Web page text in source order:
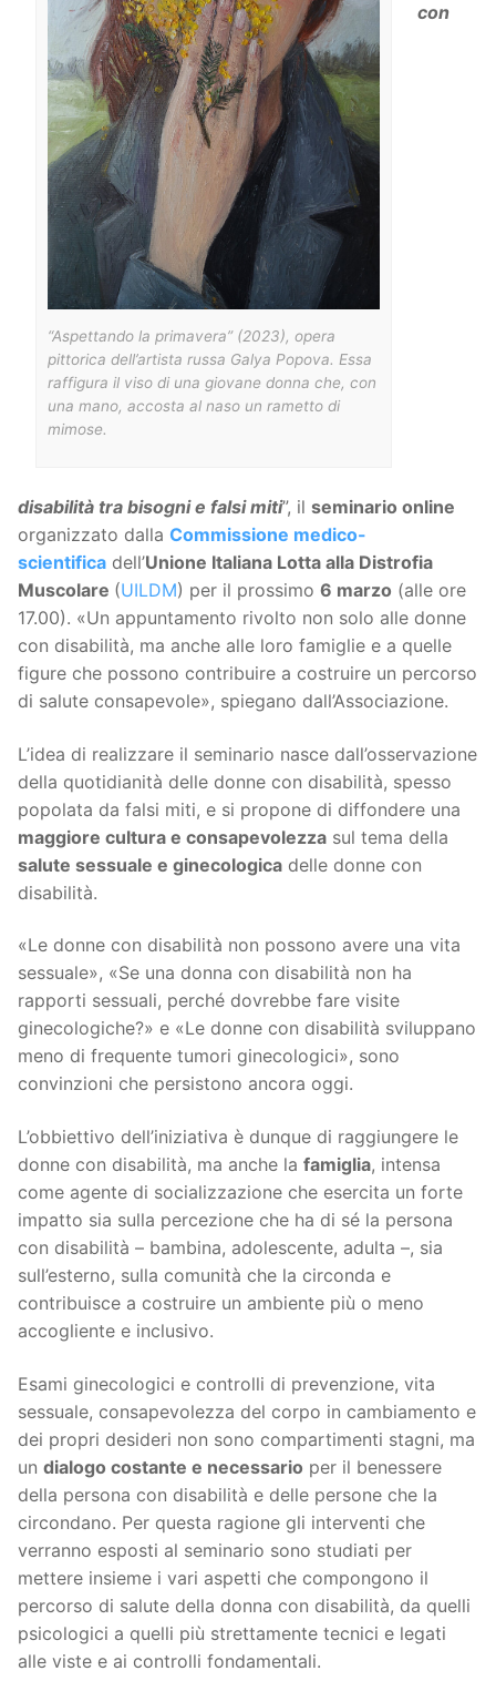
“Aspettando la primavera” (2023), opera
pittorica dell’artista russa Galya Popova. Essa
raffigura il viso di una giovane donna che, con
una mano, accosta al naso un rametto di
mimose.
con
disabilità tra bisogni e falsi miti”, il seminario online
organizzato dalla Commissione medico-
scientifica dell’Unione Italiana Lotta alla Distrofia
Muscolare (UILDM) per il prossimo 6 marzo (alle ore
17.00). «Un appuntamento rivolto non solo alle donne
con disabilità, ma anche alle loro famiglie e a quelle
figure che possono contribuire a costruire un percorso
di salute consapevole», spiegano dall’Associazione.
L’idea di realizzare il seminario nasce dall’osservazione
della quotidianità delle donne con disabilità, spesso
popolata da falsi miti, e si propone di diffondere una
maggiore cultura e consapevolezza sul tema della
salute sessuale e ginecologica delle donne con
disabilità.
«Le donne con disabilità non possono avere una vita
sessuale», «Se una donna con disabilità non ha
rapporti sessuali, perché dovrebbe fare visite
ginecologiche?» e «Le donne con disabilità sviluppano
meno di frequente tumori ginecologici», sono
convinzioni che persistono ancora oggi.
L’obbiettivo dell’iniziativa è dunque di raggiungere le
donne con disabilità, ma anche la famiglia, intensa
come agente di socializzazione che esercita un forte
impatto sia sulla percezione che ha di sé la persona
con disabilità – bambina, adolescente, adulta –, sia
sull’esterno, sulla comunità che la circonda e
contribuisce a costruire un ambiente più o meno
accogliente e inclusivo.
Esami ginecologici e controlli di prevenzione, vita
sessuale, consapevolezza del corpo in cambiamento e
dei propri desideri non sono compartimenti stagni, ma
un dialogo costante e necessario per il benessere
della persona con disabilità e delle persone che la
circondano. Per questa ragione gli interventi che
verranno esposti al seminario sono studiati per
mettere insieme i vari aspetti che compongono il
percorso di salute della donna con disabilità, da quelli
psicologici a quelli più strettamente tecnici e legati
alle viste e ai controlli fondamentali.